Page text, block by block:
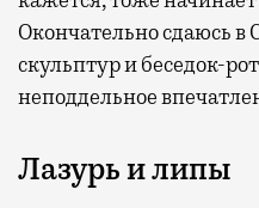
Окончательно сдаюсь в
скульптур и беседок-
неподдельное
Лазурь и липы